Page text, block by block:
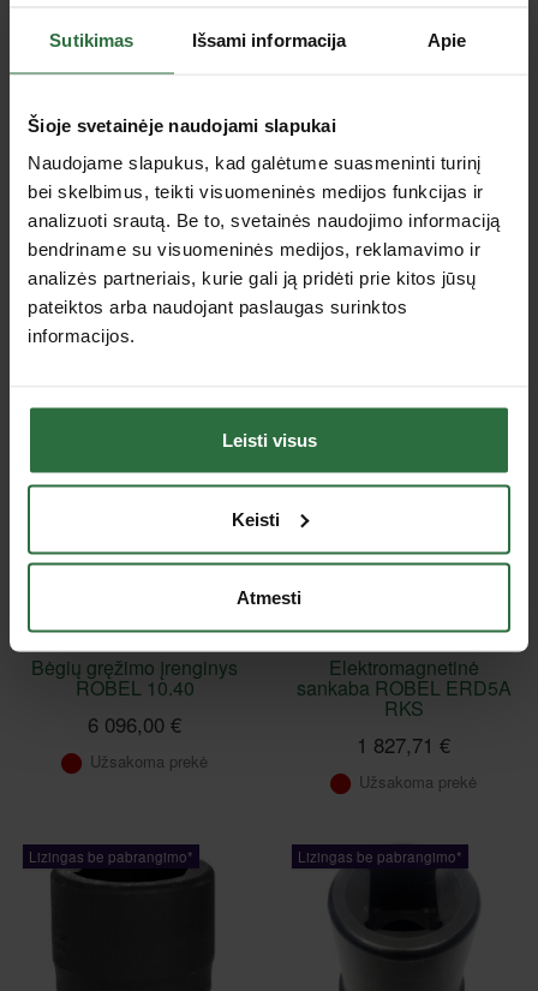
Sutikimas Išsami informacija Apie
Šioje svetainėje naudojami slapukai
Naudojame slapukus, kad galėtume suasmeninti turinį
bei skelbimus, teikti visuomeninės medijos funkcijas ir
analizuoti srautą. Be to, svetainės naudojimo informaciją
bendriname su visuomeninės medijos, reklamavimo ir
analizės partneriais, kurie gali ją pridėti prie kitos jūsų
pateiktos arba naudojant paslaugas surinktos
informacijos.
Leisti visus
Keisti
Atmesti
Bėgių provažos
matuoklis ROBEL 83.37
1520mm
898,54 €
Universali varžtų sukimo
mašina ROBEL 30.82
RKS
Bėgių gręžimo įrenginys
ROBEL 10.40
6 096,00 €
Užsakoma prekė
Lizingas be pabrangimo*
Elektromagnetinė
sankaba ROBEL ERD5A
RKS
1 827,71 €
Užsakoma prekė
Lizingas be pabrangimo* Lizingas be pabrangimo*